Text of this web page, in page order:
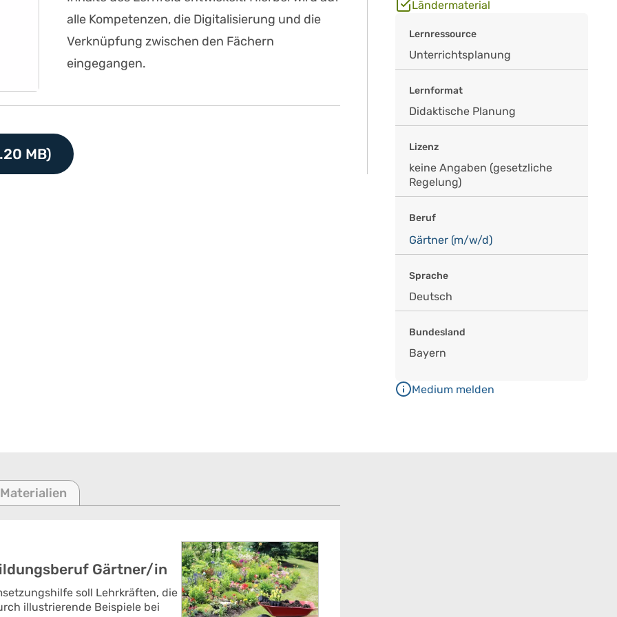
alle Kompetenzen, die Digitalisierung und die
Verknüpfung zwischen den Fächern
eingegangen.
MB)
Ländermaterial
Lernressource
Unterrichtsplanung
Lernformat
Didaktische Planung
Lizenz
keine Angaben (gesetzliche
Regelung)
Beruf
Gärtner (m/w/d)
Sprache
Deutsch
Bundesland
Bayern
Medium melden
Gärtner/in
soll Lehrkräften, die
illustrierende Beispiele bei